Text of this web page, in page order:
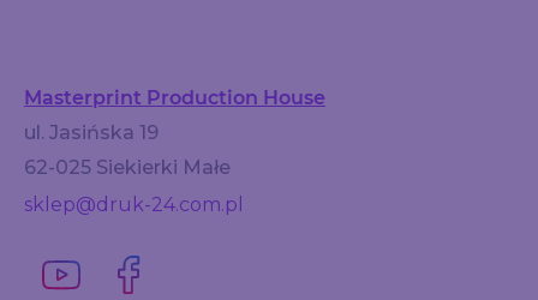
Masterprint Production House
ul. Jasińska 19
62-025 Siekierki Małe
sklep@druk-24.com.pl